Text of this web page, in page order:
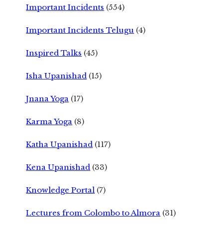
Important Incidents (554)
Important Incidents Telugu (4)
Inspired Talks (45)
Isha Upanishad (15)
Jnana Yoga (17)
Karma Yoga (8)
Katha Upanishad (117)
Kena Upanishad (33)
Knowledge Portal (7)
Lectures from Colombo to Almora (31)